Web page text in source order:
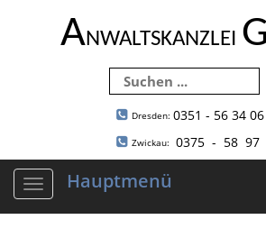
ANWALTSKANZLEI G
Dresden: 0351 - 56 34
Zwickau: 0375 - 58 97
Navigation
ein-/ausblenden
Hauptmenü